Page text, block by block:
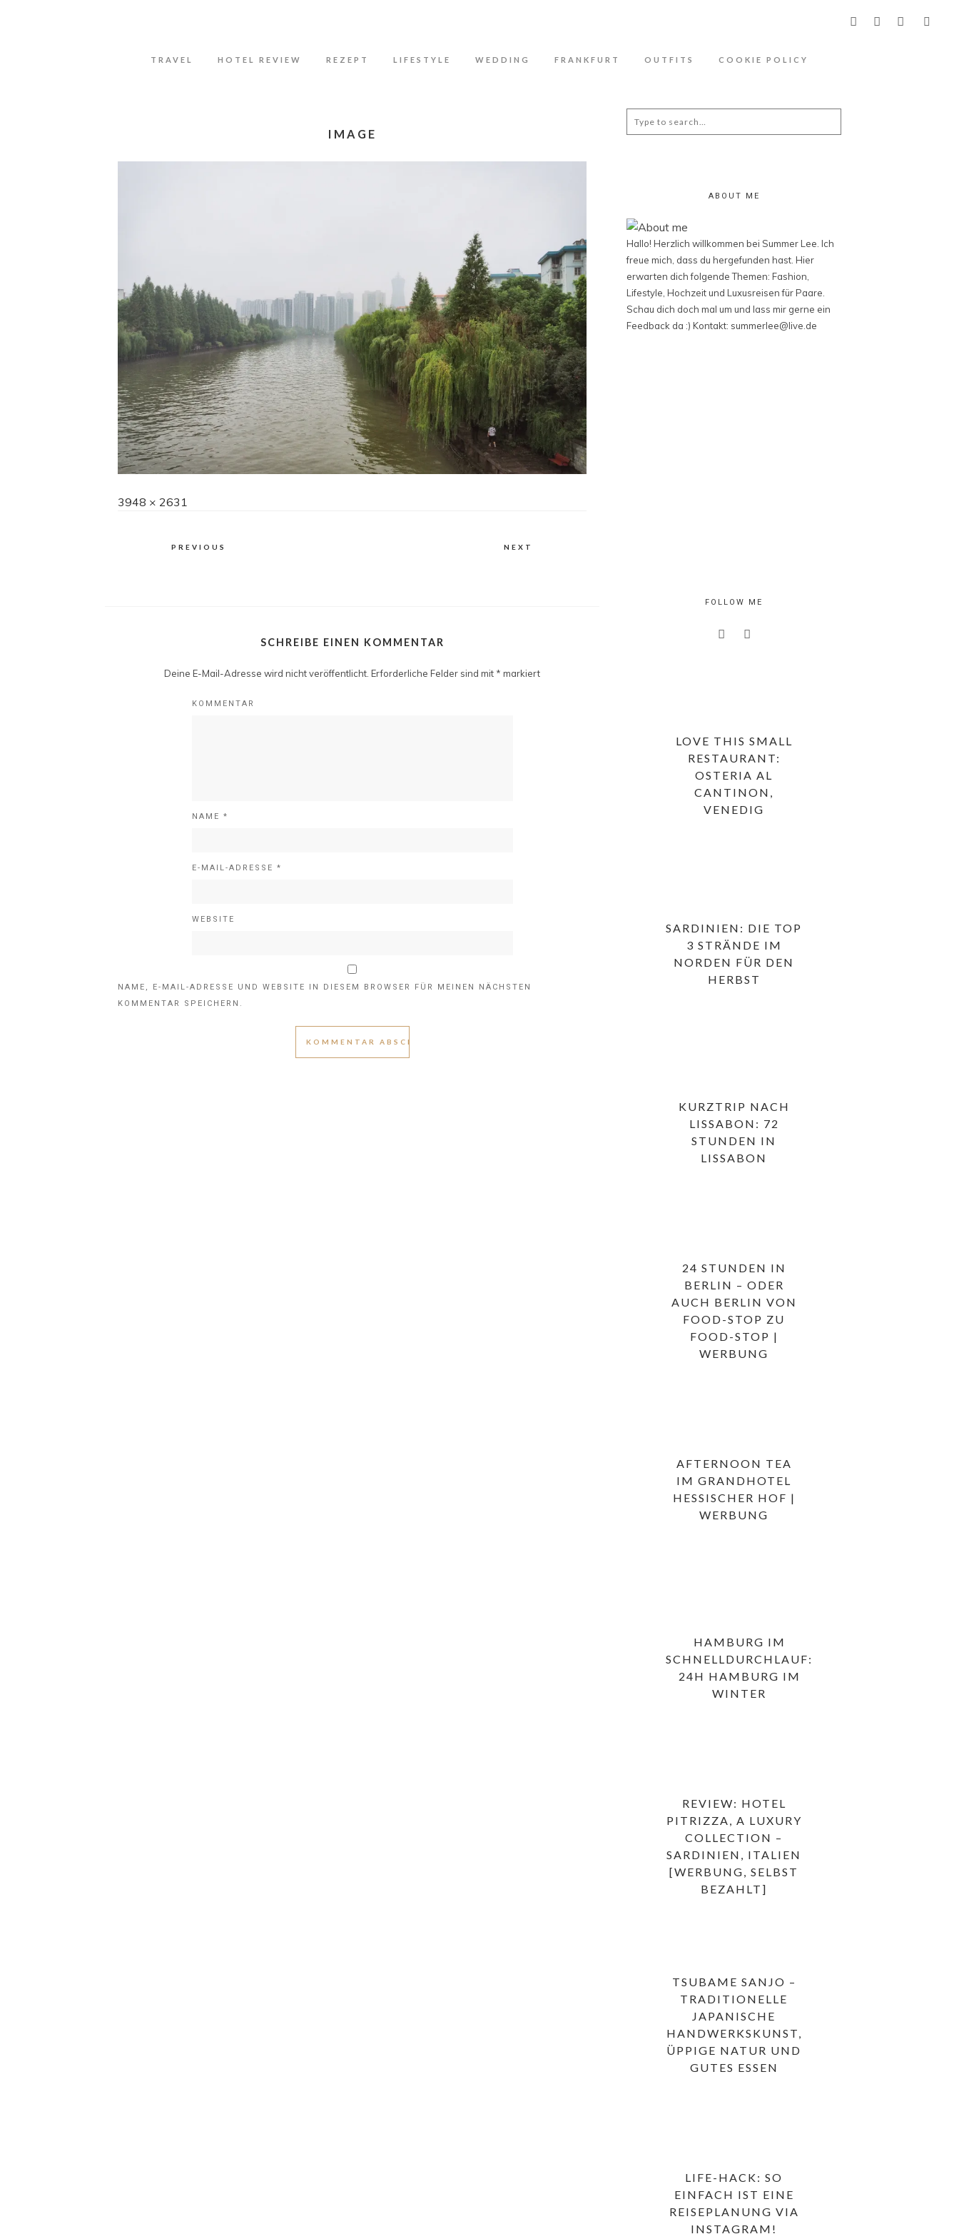
TRAVEL HOTEL REVIEW REZEPT LIFESTYLE WEDDING FRANKFURT OUTFITS COOKIE POLICY
IMAGE
Full
3948 × 2631
PREVIOUS NEXT
SCHREIBE EINEN KOMMENTAR
Deine E-Mail-Adresse wird nicht veröffentlicht. Erforderliche Felder sind mit * markiert
KOMMENTAR
NAME *
E-MAIL-ADRESSE *
WEBSITE
NAME, E-MAIL-ADRESSE UND WEBSITE IN DIESEM BROWSER FÜR MEINEN NÄCHSTEN
KOMMENTAR SPEICHERN.
Search
for:
ABOUT ME
Hallo! Herzlich willkommen bei Summer Lee. Ich
freue mich, dass du hergefunden hast. Hier
erwarten dich folgende Themen: Fashion,
Lifestyle, Hochzeit und Luxusreisen für Paare.
Schau dich doch mal um und lass mir gerne ein
Feedback da :) Kontakt: summerlee@live.de
FOLLOW ME
LOVE THIS SMALL
RESTAURANT:
OSTERIA AL
CANTINON,
VENEDIG
SARDINIEN: DIE TOP
3 STRÄNDE IM
NORDEN FÜR DEN
HERBST
KURZTRIP NACH
LISSABON: 72
STUNDEN IN
LISSABON
24 STUNDEN IN
BERLIN – ODER
AUCH BERLIN VON
FOOD-STOP ZU
FOOD-STOP |
WERBUNG
AFTERNOON TEA
IM GRANDHOTEL
HESSISCHER HOF |
WERBUNG
HAMBURG IM
SCHNELLDURCHLAUF:
24H HAMBURG IM
WINTER
REVIEW: HOTEL
PITRIZZA, A LUXURY
COLLECTION –
SARDINIEN, ITALIEN
[WERBUNG, SELBST
BEZAHLT]
TSUBAME SANJO –
TRADITIONELLE
JAPANISCHE
HANDWERKSKUNST,
ÜPPIGE NATUR UND
GUTES ESSEN
LIFE-HACK: SO
EINFACH IST EINE
REISEPLANUNG VIA
INSTAGRAM!